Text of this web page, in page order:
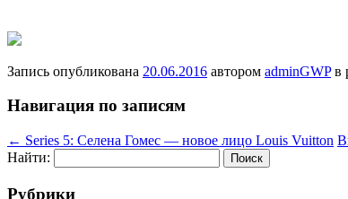
Запись опубликована 20.06.2016 автором adminGWPв
Навигация по записям
← Series 5: Селена Гомес — новое лицо Louis Vuitton
Найти:
Рубрики